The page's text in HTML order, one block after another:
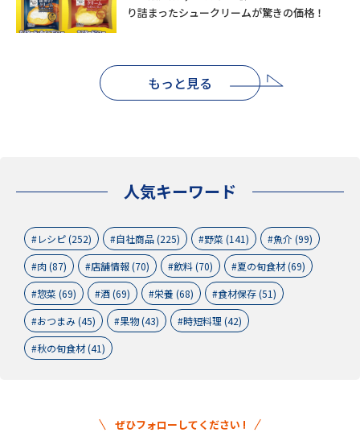
り詰まったシュークリームが驚きの価格！
もっと見る
人気キーワード
レシピ (252) 自社商品 (225) 野菜 (141)
魚介 (99)
肉 (87)
店舗情報 (70) 飲料 (70)
夏の旬食材 (69)
惣菜 (69)
酒 (69) 栄養 (68)
食材保存 (51)
おつまみ (45)
果物 (43)
時短料理 (42)
秋の旬食材 (41)
ぜひフォローしてください !